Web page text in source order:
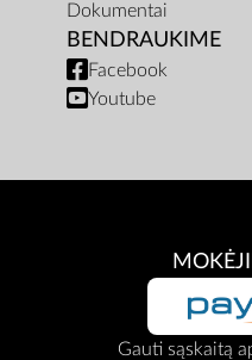
Dokumentai
BENDRAUKIME
Facebook
Youtube
Gauti sąskaitą